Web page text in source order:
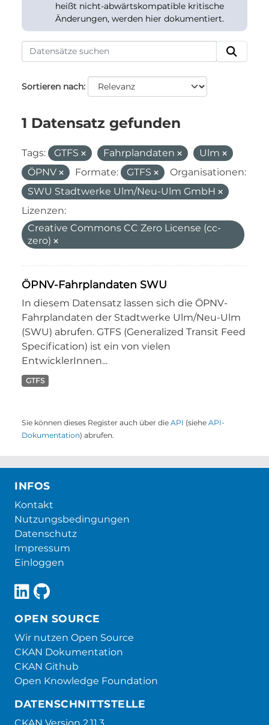
heißt nicht-abwärtskompatible kritische
Änderungen, werden hier dokumentiert.
Sortieren nach
1 Datensatz gefunden
Tags: GTFS Fahrplandaten
Ulm
ÖPNV
Formate: GTFS
Organisationen:
SWU Stadtwerke Ulm/Neu-Ulm GmbH
Lizenzen:
Creative Commons CC Zero License (cc-
zero)
ÖPNV-Fahrplandaten SWU
In diesem Datensatz lassen sich die ÖPNV-
Fahrplandaten der Stadtwerke Ulm/Neu-Ulm
(SWU) abrufen. GTFS (Generalized Transit Feed
Specification) ist ein von vielen
EntwicklerInnen...
GTFS
Sie können dieses Register auch über die API (siehe API-
Dokumentation) abrufen.
INFOS
Kontakt
Nutzungsbedingungen
Datenschutz
Impressum
Einloggen
OPEN SOURCE
Wir nutzen Open Source
CKAN Dokumentation
CKAN Github
Open Knowledge Foundation
DATENSCHNITTSTELLE